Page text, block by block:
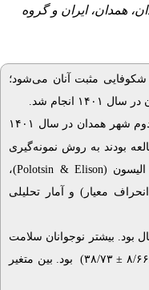
همدان، ایران و گروه
شکوفایی مثبت آنان می‌شود؛
انجام شد.
تحلیلی با رویکرد مقطعی است. ۲۷۳ دانش‌آموز از مدارس پسرانه متوسطه دوم شهر همدان در سال ۱۴۰۱
بودند به روش نمونه‌گیری
(
Elison
&
Polotsin)،
معیار) و آمار تحلیلی
سال بود. بیشتر نوجوانان سلامت
±
۳۸/۷۳) بود. بین متغیر